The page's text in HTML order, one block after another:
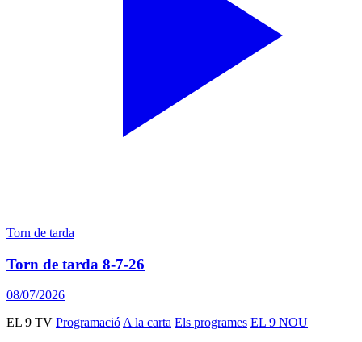
Torn de tarda
Torn de tarda 8-7-26
08/07/2026
EL 9 TV Programació A la carta Els programes EL 9 NOU